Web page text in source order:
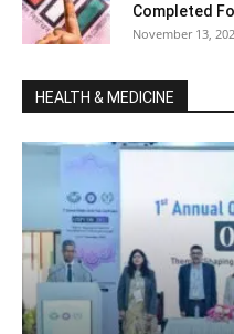
Completed
November 13,
HEALTH & MEDICINE